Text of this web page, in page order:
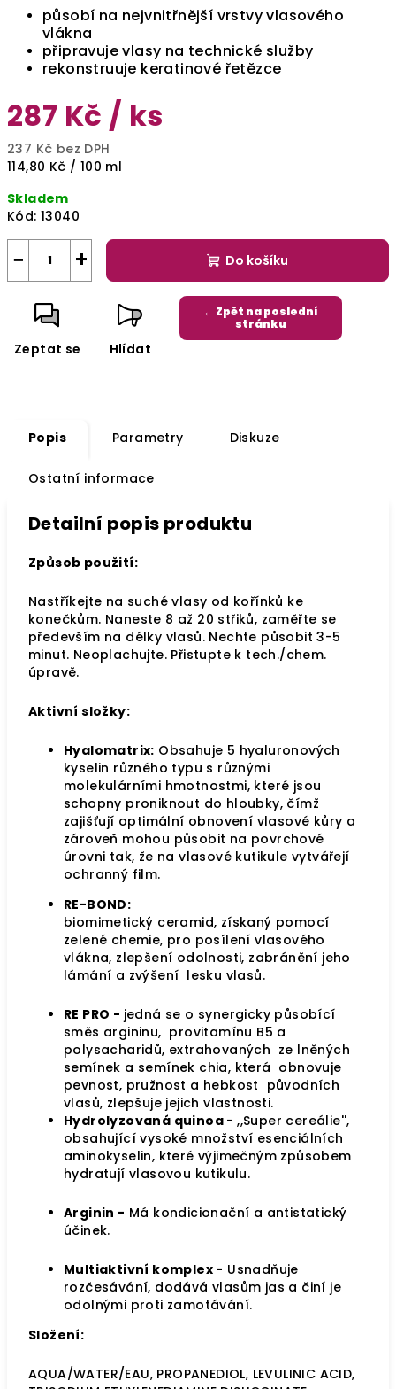
působí na nejvnitřnější vrstvy vlasového
vlákna
připravuje vlasy na technické služby
rekonstruuje keratinové řetězce
287 Kč / ks
237 Kč bez DPH
Měrná
114,80 Kč / 100 ml
Skladem
Kód: 13040
+
− Do košíku
Zeptat se Hlídat
← Zpět na poslední
stránku
Popis Parametry Diskuze
Ostatní informace
Detailní popis produktu
Způsob použití:
Nastříkejte na suché vlasy od kořínků ke
konečkům. Naneste 8 až 20 střiků, zaměřte se
především na délky vlasů. Nechte působit 3-5
minut. Neoplachujte. Přistupte k tech./chem.
úpravě.
Aktivní složky:
Hyalomatrix: Obsahuje 5 hyaluronových
kyselin různého typu s různými
molekulárními hmotnostmi, které jsou
schopny proniknout do hloubky, čímž
zajišťují optimální obnovení vlasové kůry a
zároveň mohou působit na povrchové
úrovni tak, že na vlasové kutikule vytvářejí
ochranný film.
RE-BOND:
biomimetický ceramid, získaný pomocí
zelené chemie, pro posílení vlasového
vlákna, zlepšení odolnosti, zabránění jeho
lámání a zvýšení lesku vlasů.
RE PRO - jedná se o synergicky působící
směs argininu, provitamínu B5 a
polysacharidů, extrahovaných ze lněných
semínek a semínek chia, která obnovuje
pevnost, pružnost a hebkost původních
vlasů, zlepšuje jejich vlastnosti.
Hydrolyzovaná quinoa -,,Super cereálie'',
obsahující vysoké množství esenciálních
aminokyselin, které výjimečným způsobem
hydratují vlasovou kutikulu.
Arginin - Má kondicionační a antistatický
účinek.
Multiaktivní komplex - Usnadňuje
rozčesávání, dodává vlasům jas a činí je
odolnými proti zamotávání.
Složení:
AQUA/WATER/EAU, PROPANEDIOL, LEVULINIC ACID,